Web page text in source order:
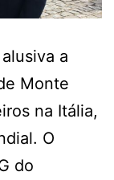
a
Monte
na Itália,
O
do